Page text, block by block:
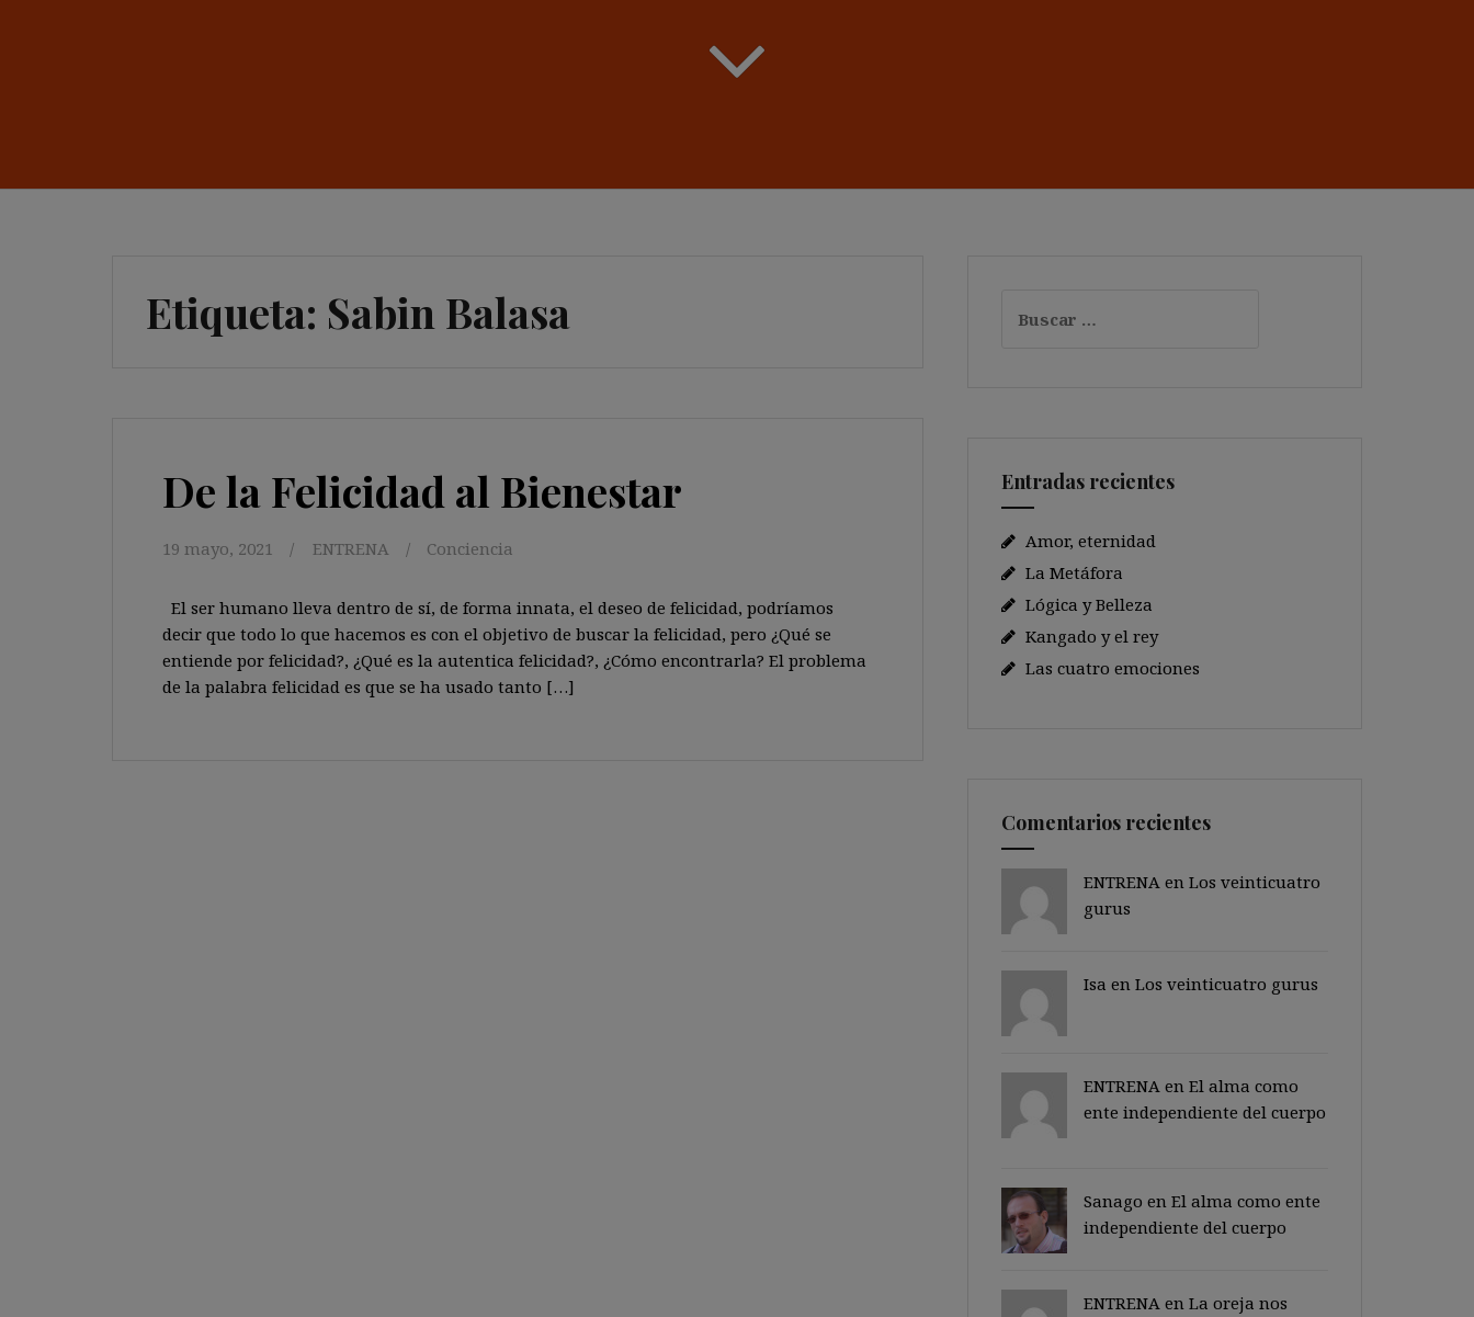
Etiqueta: Sabin Balasa
De la Felicidad al Bienestar
19 mayo, 2021 ENTRENA Conciencia
El ser humano lleva dentro de sí, de forma innata, el deseo de felicidad, podríamos
decir que todo lo que hacemos es con el objetivo de buscar la felicidad, pero ¿Qué se
entiende por felicidad?, ¿Qué es la autentica felicidad?, ¿Cómo encontrarla? El problema
de la palabra felicidad es que se ha usado tanto […]
Entradas recientes
Amor, eternidad
La Metáfora
Lógica y Belleza
Kangado y el rey
Las cuatro emociones
Comentarios recientes
ENTRENA en Los veinticuatro
gurus
Isa en Los veinticuatro gurus
ENTRENA en El alma como
ente independiente del cuerpo
Sanago en El alma como ente
independiente del cuerpo
ENTRENA en La oreja nos